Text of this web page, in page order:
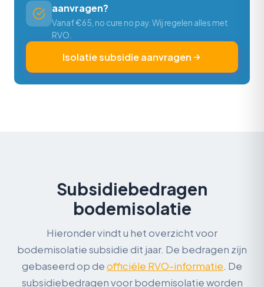
aanvragen?
Vanaf €65, no cure no pay. Wij regelen alles met
RVO.
Isolatie subsidie aanvragen
Subsidiebedragen
bodemisolatie
Hieronder vindt u het overzicht voor
bodemisolatie subsidie dit jaar. De bedragen zijn
gebaseerd op deofficiële RVO-informatie. De
subsidiebedragen voor bodemisolatie worden